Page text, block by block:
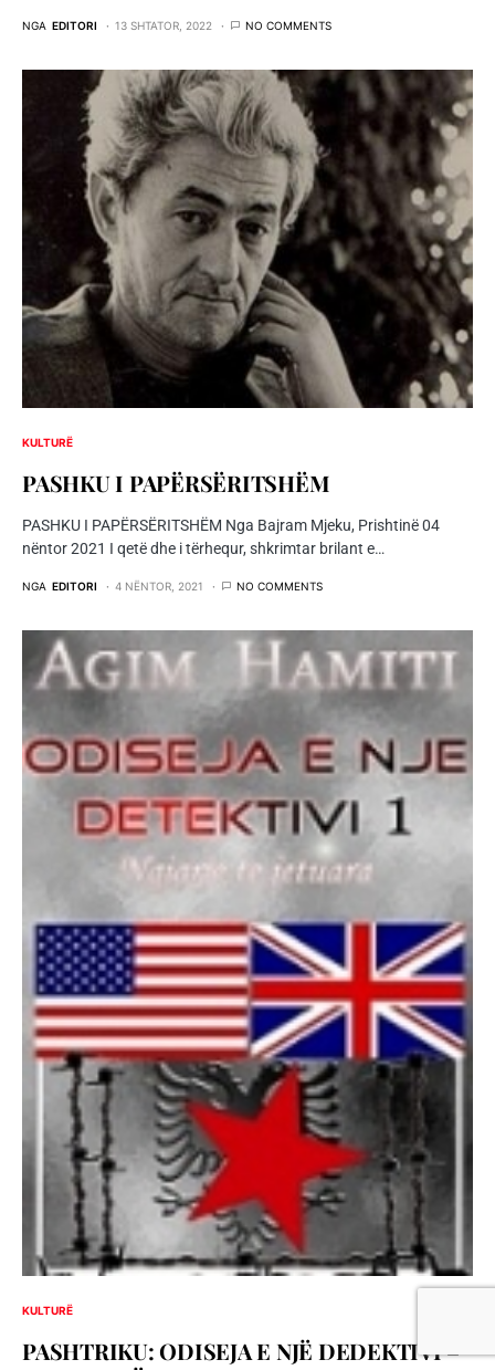
NGA EDITORI 13 SHTATOR, 2022 NO COMMENTS
KULTURË
PASHKU I PAPËRSËRITSHËM
PASHKU I PAPËRSËRITSHËM Nga Bajram Mjeku, Prishtinë 04
nëntor 2021 I qetë dhe i tërhequr, shkrimtar brilant e…
NGA EDITORI 4 NËNTOR, 2021 NO COMMENTS
KULTURË
PASHTRIKU: ODISEJA E NJË DEDEKTIVI –